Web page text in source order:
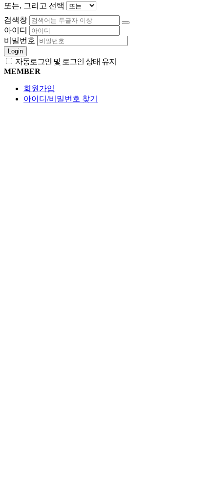
또는, 그리고 선택
검색창
아이디
비밀번호
Login
자동로그인 및 로그인 상태 유지
MEMBER
회원가입
아이디/비밀번호 찾기